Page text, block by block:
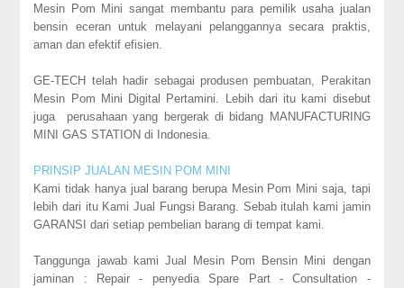
Mesin Pom Mini sangat membantu para pemilik usaha jualan
bensin eceran untuk melayani pelanggannya secara praktis,
aman dan efektif efisien.
GE-TECH telah hadir sebagai produsen pembuatan, Perakitan
Mesin Pom Mini Digital Pertamini. Lebih dari itu kami disebut
juga perusahaan yang bergerak di bidang MANUFACTURING
MINI GAS STATION di Indonesia.
PRINSIP JUALAN MESIN POM MINI
Kami tidak hanya jual barang berupa Mesin Pom Mini saja, tapi
lebih dari itu Kami Jual Fungsi Barang. Sebab itulah kami jamin
GARANSI dari setiap pembelian barang di tempat kami.
Tanggunga jawab kami Jual Mesin Pom Bensin Mini dengan
jaminan : Repair - penyedia Spare Part - Consultation -